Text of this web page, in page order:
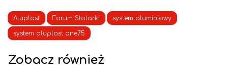
Aluplast Forum Stolarki system aluminiowy
system aluplast one75
Zobacz również